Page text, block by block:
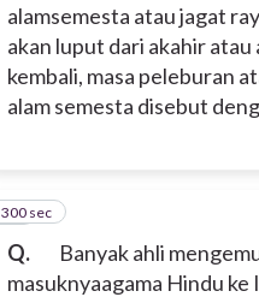
alamsemesta atau jagat
akan luput dari akahir atau
kembali, masa peleburan
alam semesta disebut
Q.
Banyak ahli
masuknyaagama Hindu ke
11
300 sec